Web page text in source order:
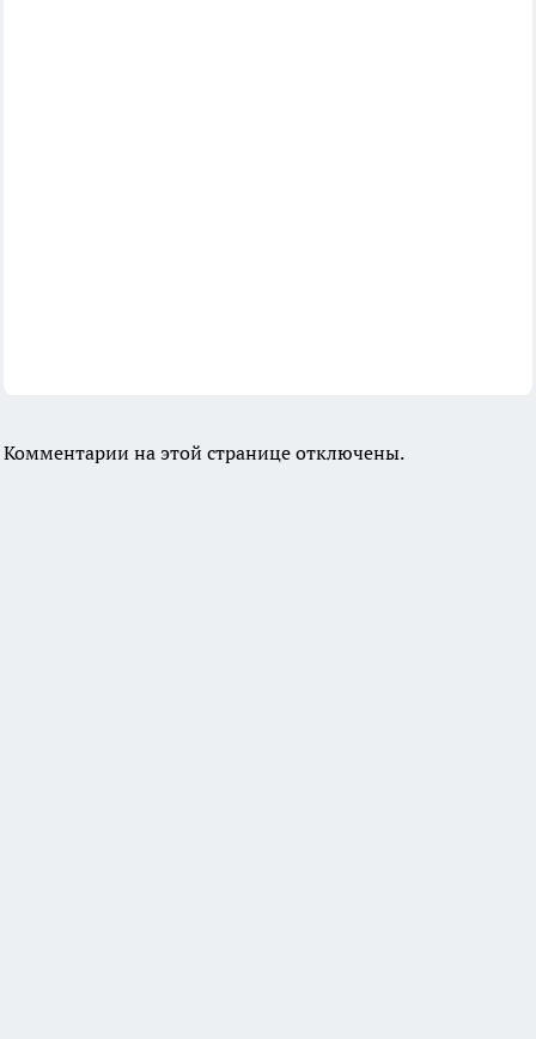
Комментарии на этой странице отключены.